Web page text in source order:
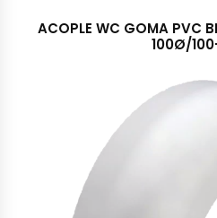
ACOPLE WC GOMA PVC
100Ø/